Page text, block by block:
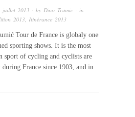
juillet 2013 · byDino Trumic · in
2013,Itinérance 2013
Tour de France is globaly one
sporting shows. It is the most
sport of cycling and cyclists are
France since 1903, and in